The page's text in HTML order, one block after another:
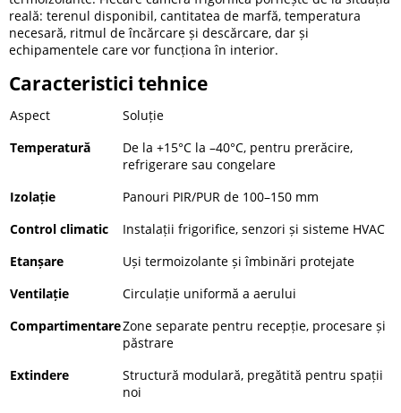
reală: terenul disponibil, cantitatea de marfă, temperatura
necesară, ritmul de încărcare și descărcare, dar și
echipamentele care vor funcționa în interior.
Caracteristici tehnice
Aspect
Soluție
Temperatură
De la +15°C la –40°C, pentru prerăcire,
refrigerare sau congelare
Izolație
Panouri PIR/PUR de 100–150 mm
Control climatic
Instalații frigorifice, senzori și sisteme HVAC
Etanșare
Uși termoizolante și îmbinări protejate
Ventilație
Circulație uniformă a aerului
CompartimentareZone separate pentru recepție, procesare și
păstrare
Extindere
Structură modulară, pregătită pentru spații
noi